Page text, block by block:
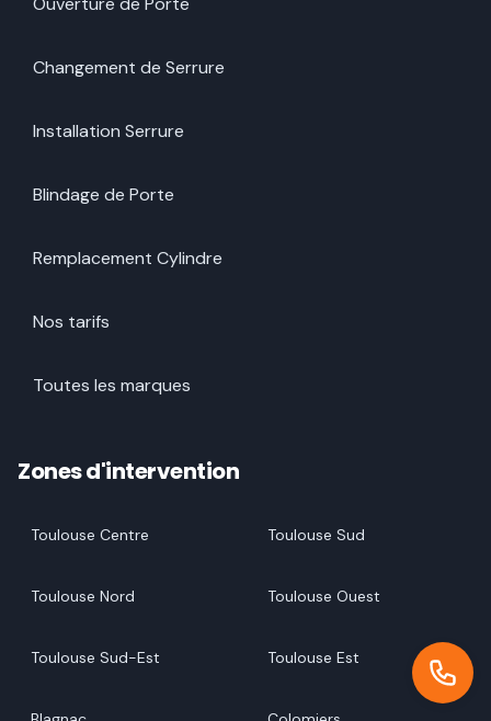
Changement de Serrure
Installation Serrure
Blindage de Porte
Remplacement Cylindre
Nos tarifs
Toutes les marques
Zones d'intervention
Toulouse Centre Toulouse Sud
Toulouse Nord Toulouse Ouest
Toulouse Sud-Est Toulouse Est